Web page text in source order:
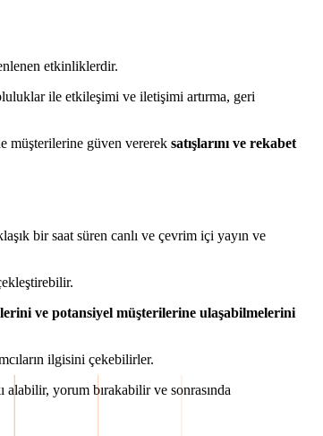
etkinliklerdir.
ile etkileşimi ve iletişimi artırma, geri
müşterilerine güven vererek satışlarını ve rekabet
bir saat süren canlı ve çevrim içi yayın ve
ve potansiyel müşterilerine ulaşabilmelerini
ilgisini çekebilirler.
yorum bırakabilir ve sonrasında